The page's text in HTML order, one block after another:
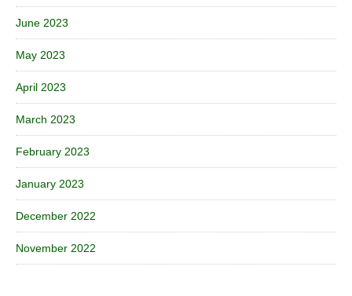
June 2023
May 2023
April 2023
March 2023
February 2023
January 2023
December 2022
November 2022